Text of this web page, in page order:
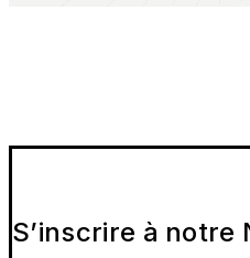
S’inscrire à notre